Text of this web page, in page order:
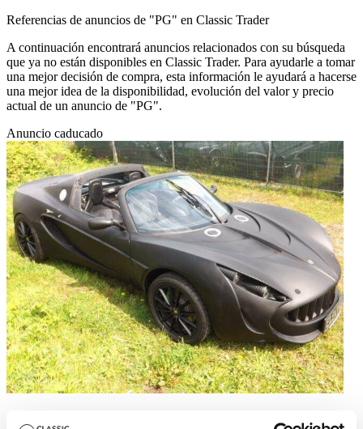
Referencias de anuncios de "PG" en Classic Trader
A continuación encontrará anuncios relacionados con su búsqueda
que ya no están disponibles en Classic Trader. Para ayudarle a tomar
una mejor decisión de compra, esta información le ayudará a hacerse
una mejor idea de la disponibilidad, evolución del valor y precio
actual de un anuncio de "PG".
Anuncio caducado
2007 | PG Elektrus